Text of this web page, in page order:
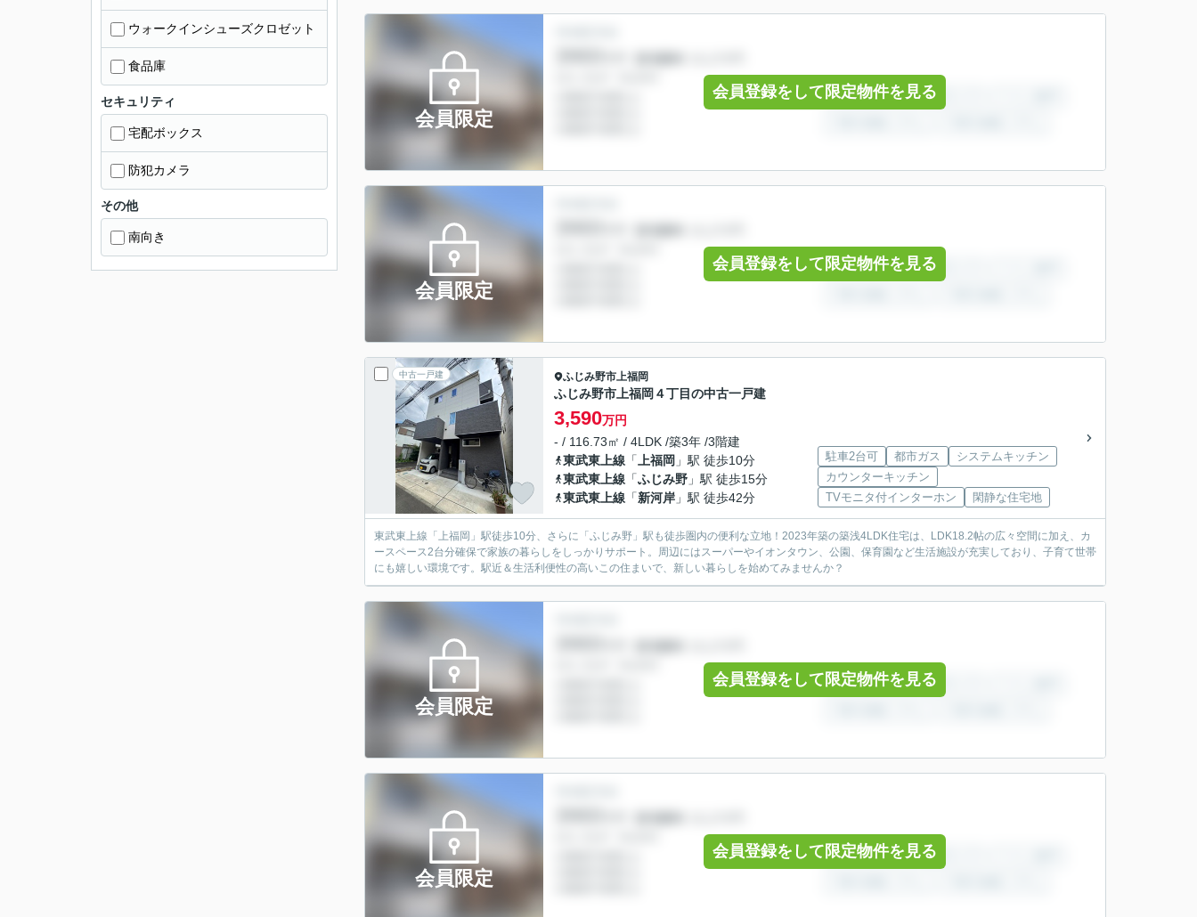
会員限定
会員登録をして限定物件を見る
会員限定
会員登録をして限定物件を見る
中古一戸建 ふじみ野市上福岡
ふじみ野市上福岡４丁目の中古一戸建
3,590万円
- / 116.73㎡ / 4LDK /築3年 /3階建
東武東上線 「 上福岡 」駅 徒歩10分
東武東上線 「ふじみ野 」駅 徒歩15分
東武東上線 「新河岸 」駅 徒歩42分
駐車2台可 都市ガス
システムキッチン
カウンターキッチン
TVモニタ付インターホン
閑静な住宅地
東武東上線「上福岡」駅徒歩10分、さらに「ふじみ野」駅も徒歩圏内の便利な立地！2023年築の築浅4LDK住宅は、LDK18.2帖の広々空間に加え、カ
ースペース2台分確保で家族の暮らしをしっかりサポート。周辺にはスーパーやイオンタウン、公園、保育園など生活施設が充実しており、子育て世帯
にも嬉しい環境です。駅近＆生活利便性の高いこの住まいで、新しい暮らしを始めてみませんか？
会員限定
会員登録をして限定物件を見る
会員限定
会員登録をして限定物件を見る
ウォークインシューズクロゼット
食品庫
セキュリティ
宅配ボックス
防犯カメラ
その他
南向き